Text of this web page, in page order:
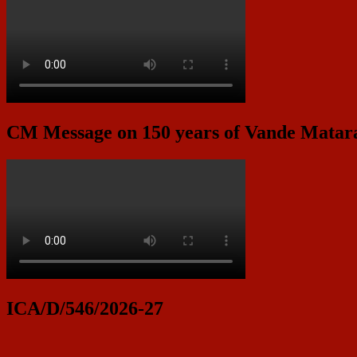
CM Message on 150 years of Vande
ICA/D/546/2026-27